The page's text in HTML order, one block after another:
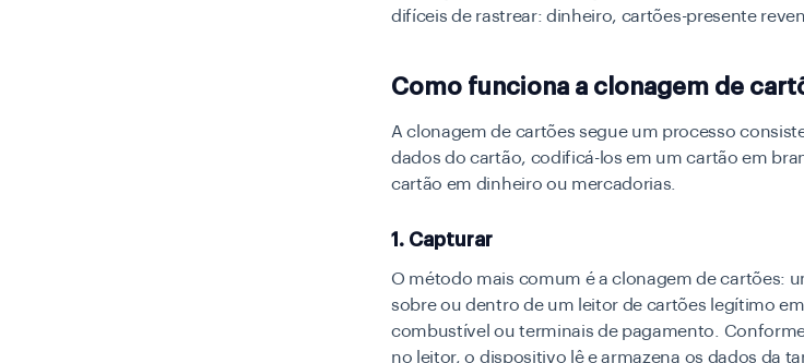
difíceis de rastrear: dinheiro, cartões-presente
Como funciona a clonagem de
A clonagem de cartões segue um processo
dados do cartão, codificá-los em um cartão em
cartão em dinheiro ou mercadorias.
1. Capturar
O método mais comum é a clonagem de cartões:
sobre ou dentro de um leitor de cartões legítimo
combustível ou terminais de pagamento.
no leitor, o dispositivo lê e armazena os dados da